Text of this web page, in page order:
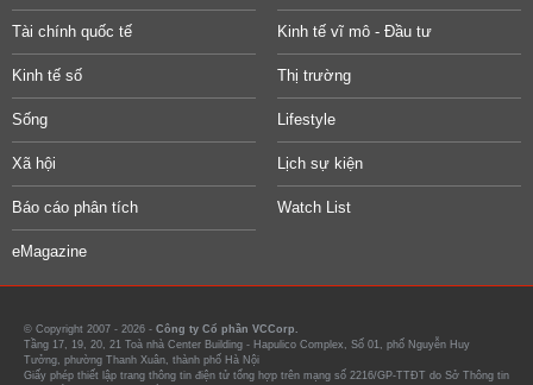
Tài chính quốc tế Kinh tế vĩ mô - Đầu tư
Kinh tế số Thị trường
Sống Lifestyle
Xã hội Lịch sự kiện
Báo cáo phân tích Watch List
eMagazine
© Copyright 2007 - 2026 - Công ty Cổ phần VCCorp.
Tầng 17, 19, 20, 21 Toà nhà Center Building - Hapulico Complex, Số 01, phố Nguyễn Huy
Tưởng, phường Thanh Xuân, thành phố Hà Nội
Giấy phép thiết lập trang thông tin điện tử tổng hợp trên mạng số 2216/GP-TTĐT do Sở Thông tin